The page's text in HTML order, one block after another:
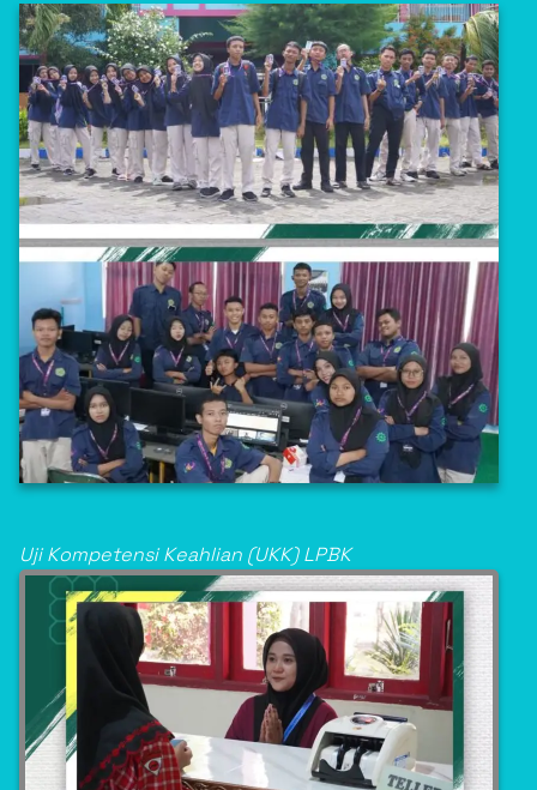
Uji Kompetensi Keahlian (UKK) LPBK